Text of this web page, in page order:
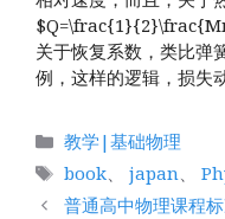
关于恢复系数，类比弹
例，这样的逻辑，损失
分
类
教学|基础物理
标
签
book、 japan、
普通高中物理课程